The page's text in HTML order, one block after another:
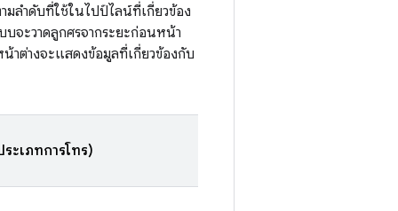
ลำดับที่ใช้ในไปป์ไลน์ที่เกี่ยวข้อง
จะวาดลูกศรจากระยะก่อนหน้า
าต่างจะแสดงข้อมูลที่เกี่ยวข้องกับ
ะเภทการโทร)